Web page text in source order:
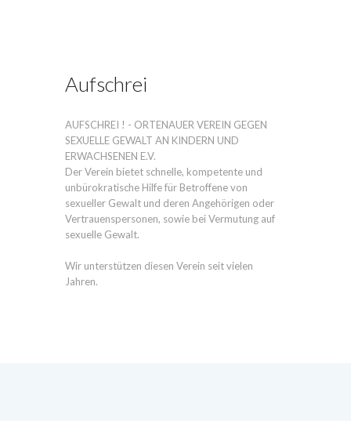
Aufschrei
AUFSCHREI ! - ORTENAUER VEREIN GEGEN
SEXUELLE GEWALT AN KINDERN UND
ERWACHSENEN E.V.
Der Verein bietet schnelle, kompetente und
unbürokratische Hilfe für Betroffene von
sexueller Gewalt und deren Angehörigen oder
Vertrauenspersonen, sowie bei Vermutung auf
sexuelle Gewalt.
Wir unterstützen diesen Verein seit vielen
Jahren.